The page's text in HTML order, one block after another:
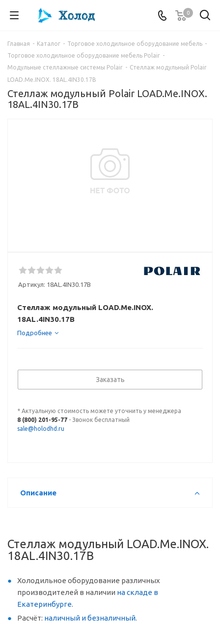
0
Главная - Каталог - Торговое холодильное оборудование мебель -
Торговое холодильное оборудование мебель Polair -
Модульные стеллажные системы Polair - Стеллаж модульный Polair
LOAD.Me.INOX. 18AL.4IN30.17B
Стеллаж модульный Polair LOAD.Me.INOX.
18AL.4IN30.17B
Артикул: 18AL.4IN30.17B
Стеллаж модульный LOAD.Me.INOX.
18AL.4IN30.17B
Подробнее
Заказать
* Актуальную стоимость можете уточнить у менеджера
8 (800) 201-95-77 - Звонок бесплатный
sale@holodhd.ru
Описание
Стеллаж модульный LOAD.Me.INOX.
18AL.4IN30.17B
Холодильное оборудование различных
производителей в наличии на складе в
Екатеринбурге.
Расчёт: наличный и безналичный.